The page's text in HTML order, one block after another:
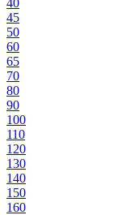
40
45
50
60
65
70
80
90
100
110
120
130
140
150
160